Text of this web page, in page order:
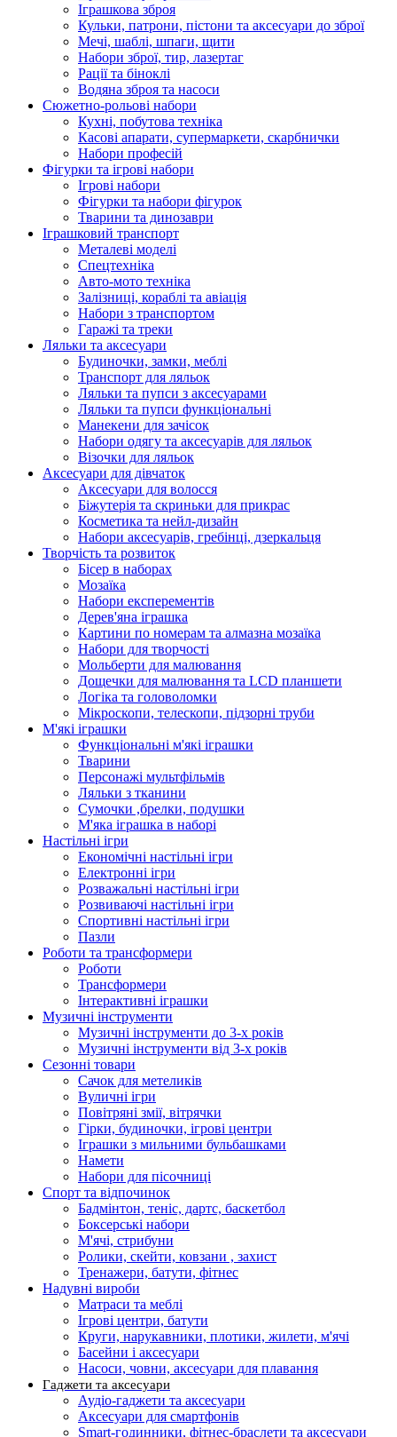
Іграшкова зброя
Кульки, патрони, пістони та аксесуари до зброї
Мечі, шаблі, шпаги, щити
Набори зброї, тир, лазертаг
Рації та біноклі
Водяна зброя та насоси
Сюжетно-рольові набори
Кухні, побутова техніка
Касові апарати, супермаркети, скарбнички
Набори професій
Фігурки та ігрові набори
Ігрові набори
Фігурки та набори фігурок
Тварини та динозаври
Іграшковий транспорт
Металеві моделі
Спецтехніка
Авто-мото техніка
Залізниці, кораблі та авіація
Набори з транспортом
Гаражі та треки
Ляльки та аксесуари
Будиночки, замки, меблі
Транспорт для ляльок
Ляльки та пупси з аксесуарами
Ляльки та пупси функціональні
Манекени для зачісок
Набори одягу та аксесуарів для ляльок
Візочки для ляльок
Аксесуари для дівчаток
Аксесуари для волосся
Біжутерія та скриньки для прикрас
Косметика та нейл-дизайн
Набори аксесуарів, гребінці, дзеркальця
Творчість та розвиток
Бісер в наборах
Мозаїка
Набори експерементів
Дерев'яна іграшка
Картини по номерам та алмазна мозаїка
Набори для творчості
Мольберти для малювання
Дощечки для малювання та LCD планшети
Логіка та головоломки
Мікроскопи, телескопи, підзорні труби
М'які іграшки
Функціональні м'які іграшки
Тварини
Персонажі мультфільмів
Ляльки з тканини
Сумочки ,брелки, подушки
М'яка іграшка в наборі
Настільні ігри
Економічні настільні ігри
Електронні ігри
Розважальні настільні ігри
Розвиваючі настільні ігри
Спортивні настільні ігри
Пазли
Роботи та трансформери
Роботи
Трансформери
Інтерактивні іграшки
Музичні інструменти
Музичні інструменти до 3-х років
Музичні інструменти від 3-х років
Сезонні товари
Сачок для метеликів
Вуличні ігри
Повітряні змії, вітрячки
Гірки, будиночки, ігрові центри
Іграшки з мильними бульбашками
Намети
Набори для пісочниці
Спорт та відпочинок
Бадмінтон, теніс, дартс, баскетбол
Боксерські набори
М'ячі, стрибуни
Ролики, скейти, ковзани , захист
Тренажери, батути, фітнес
Надувні вироби
Матраси та меблі
Ігрові центри, батути
Круги, нарукавники, плотики, жилети, м'ячі
Басейни і аксесуари
Насоси, човни, аксесуари для плавання
Гаджети та аксесуари
Аудіо-гаджети та аксесуари
Аксесуари для смартфонів
Smart-годинники, фітнес-браслети та аксесуари